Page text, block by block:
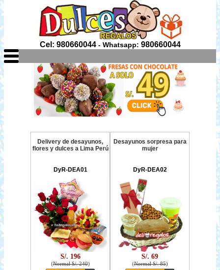
Cel: 980660044- Whatsapp: 980660044
Delivery de desayunos,
flores y dulces a Lima Perú
DyR-DEA01
S/. 196
(Normal S/. 240)
Desayunos sorpresa para
mujer
DyR-DEA02
S/. 69
(Normal S/. 85)